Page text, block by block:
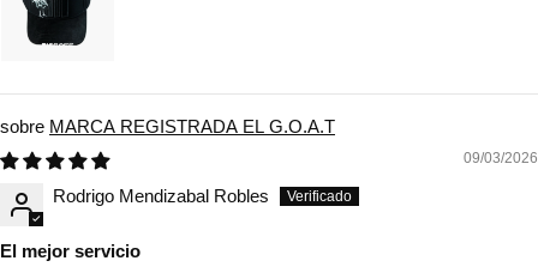
MARCA REGISTRADA EL G.O.A.T
09/03/2026
Rodrigo Mendizabal Robles
El mejor servicio